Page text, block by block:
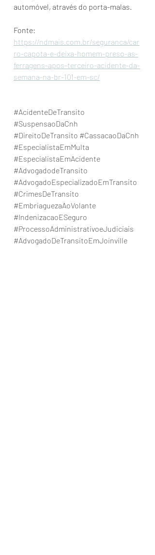
automóvel, através do porta-malas.
Fonte:
https://ndmais.com.br/seguranca/car
ro-capota-e-deixa-homem-preso-as-
ferragens-apos-terceiro-acidente-da-
semana-na-br-101-em-sc/
#AcidenteDeTransito
#SuspensaoDaCnh
#DireitoDeTransito #CassacaoDaCnh
#EspecialistaEmMulta
#EspecialistaEmAcidente
#AdvogadodeTransito
#AdvogadoEspecializadoEmTransito
#CrimesDeTransito
#EmbriaguezaAoVolante
#IndenizacaoESeguro
#ProcessoAdministrativoeJudiciais
#AdvogadoDeTransitoEmJoinville